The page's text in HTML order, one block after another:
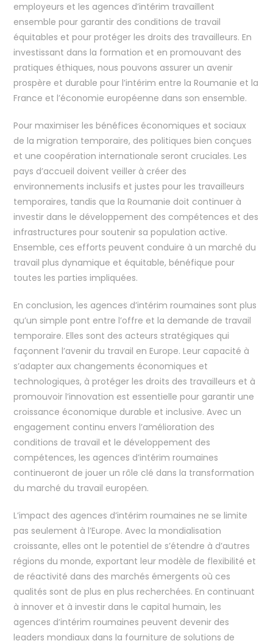
employeurs et les agences d’intérim travaillent
ensemble pour garantir des conditions de travail
équitables et pour protéger les droits des travailleurs. En
investissant dans la formation et en promouvant des
pratiques éthiques, nous pouvons assurer un avenir
prospère et durable pour l’intérim entre la Roumanie et la
France et l’économie européenne dans son ensemble.
Pour maximiser les bénéfices économiques et sociaux
de la migration temporaire, des politiques bien conçues
et une coopération internationale seront cruciales. Les
pays d’accueil doivent veiller à créer des
environnements inclusifs et justes pour les travailleurs
temporaires, tandis que la Roumanie doit continuer à
investir dans le développement des compétences et des
infrastructures pour soutenir sa population active.
Ensemble, ces efforts peuvent conduire à un marché du
travail plus dynamique et équitable, bénéfique pour
toutes les parties impliquées.
En conclusion, les agences d’intérim roumaines sont plus
qu’un simple pont entre l’offre et la demande de travail
temporaire. Elles sont des acteurs stratégiques qui
façonnent l’avenir du travail en Europe. Leur capacité à
s’adapter aux changements économiques et
technologiques, à protéger les droits des travailleurs et à
promouvoir l’innovation est essentielle pour garantir une
croissance économique durable et inclusive. Avec un
engagement continu envers l’amélioration des
conditions de travail et le développement des
compétences, les agences d’intérim roumaines
continueront de jouer un rôle clé dans la transformation
du marché du travail européen.
L’impact des agences d’intérim roumaines ne se limite
pas seulement à l’Europe. Avec la mondialisation
croissante, elles ont le potentiel de s’étendre à d’autres
régions du monde, exportant leur modèle de flexibilité et
de réactivité dans des marchés émergents où ces
qualités sont de plus en plus recherchées. En continuant
à innover et à investir dans le capital humain, les
agences d’intérim roumaines peuvent devenir des
leaders mondiaux dans la fourniture de solutions de